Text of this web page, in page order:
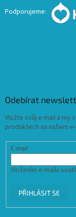
Podporujeme:
Odebírat
Vložte svůj e-mail a my
produktech na našem
E-mail
Vložením e-mailu
PŘIHLÁSIT SE